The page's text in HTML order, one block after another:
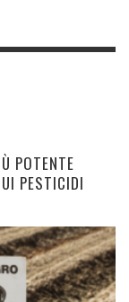
POTENTE
PESTICIDI